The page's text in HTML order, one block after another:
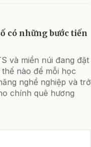
có những bước tiến
và miền núi đang đặt
nào để mỗi học
nghề nghiệp và trở
chính quê hương